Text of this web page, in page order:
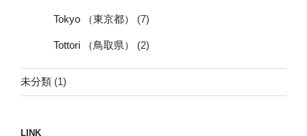
Tokyo （東京都） (7)
Tottori （鳥取県） (2)
未分類 (1)
LINK